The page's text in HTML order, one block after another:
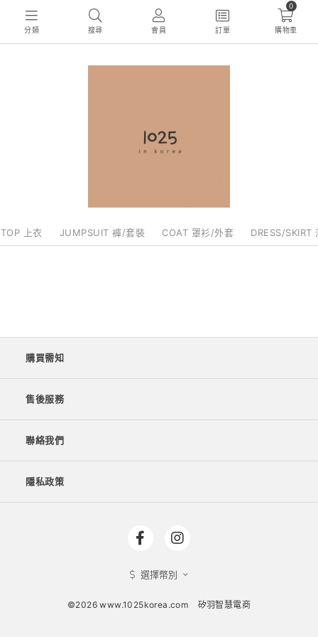
分類 搜尋 會員 訂單
0
購物車
TOP 上衣 JUMPSUIT 褲/套裝 COAT 罩衫/外套 DRESS/SKIRT
購買需知
售後服務
聯絡我們
隱私政策
選擇幣別
©2026 www.1025korea.com 矽羽智慧電商